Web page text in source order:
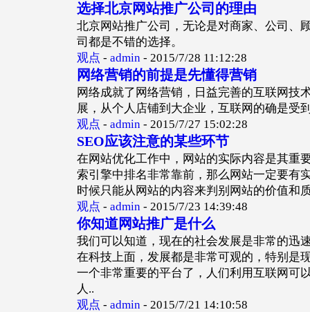
选择北京网站推广公司的理由
北京网站推广公司，无论是对商家、公司、
司都是不错的选择。
观点 - admin- 2015/7/28 11:12:28
网络营销的前提是先懂得营销
网络成就了网络营销，日益完善的互联网技
展，从个人店铺到大企业，互联网的确是受
观点 - admin- 2015/7/27 15:02:28
SEO应该注意的某些环节
在网站优化工作中，网站的实际内容是其重
索引擎中排名非常靠前，那么网站一定要有
时候只能从网站的内容来判别网站的价值和
观点 - admin- 2015/7/23 14:39:48
你知道网站推广是什么
我们可以知道，现在的社会发展是非常的迅
在科技上面，发展都是非常可观的，特别是
一个非常重要的平台了，人们利用互联网可
人..
观点 - admin- 2015/7/21 14:10:58